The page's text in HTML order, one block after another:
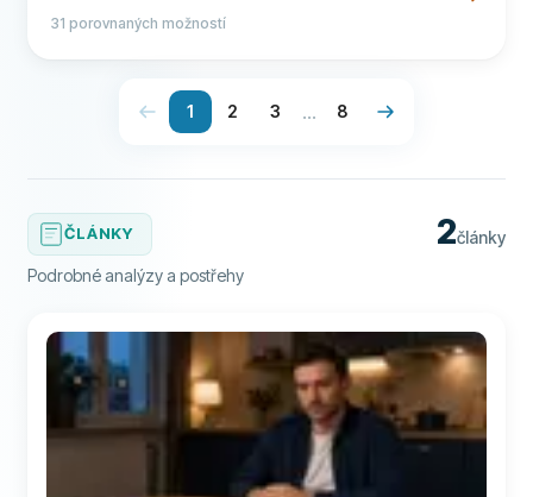
úrokem od 3,99 % p.a. * Online vyřízení do pár minut
31 porovnaných možností
1 2 3 ... 8
ČLÁNKY 2články
Podrobné analýzy a postřehy